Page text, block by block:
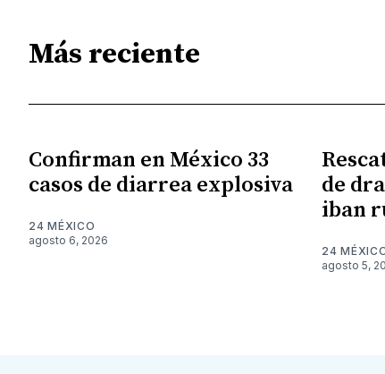
Más reciente
Confirman en México 33
casos de diarrea explosiva
24 MÉXICO
agosto 6, 2026
de
iban
24
agosto 5,